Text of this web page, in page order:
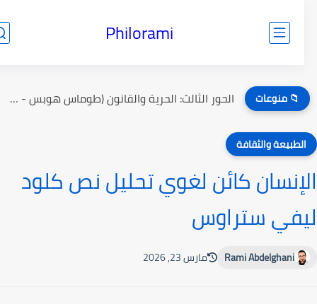
Philorami
📁 منوعات الحور الثالث: الحرية والقانون (طوماس هوبس - بنجامان كونستان)
والثقافة
كائن لغوي تحليل نص كلود
ستراوس
Rami Abdelghani مارس 23, 2026